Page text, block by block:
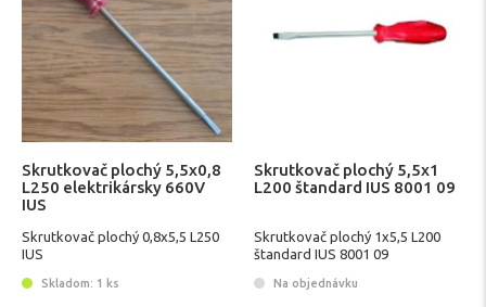
Skrutkovač plochý 5,5x0,8
L250 elektrikársky 660V
IUS
Skrutkovač plochý 0,8x5,5 L250
IUS
Skladom: 1 ks
Skrutkovač plochý 5,5x1
L200 štandard IUS 8001 09
Skrutkovač plochý 1x5,5 L200
štandard IUS 8001 09
Na objednávku